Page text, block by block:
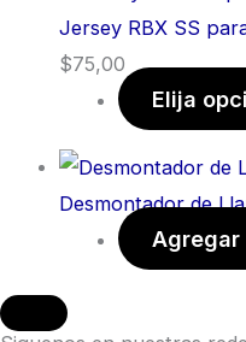
Jersey RBX SS
$75,00
Elija
Desmontador de
Agregar